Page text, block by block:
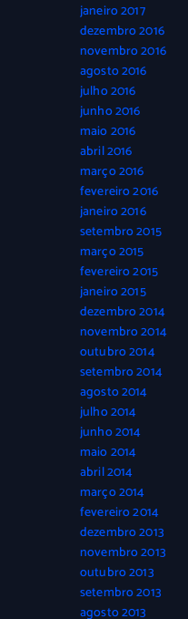
janeiro 2017
dezembro 2016
novembro 2016
agosto 2016
julho 2016
junho 2016
maio 2016
abril 2016
março 2016
fevereiro 2016
janeiro 2016
setembro 2015
março 2015
fevereiro 2015
janeiro 2015
dezembro 2014
novembro 2014
outubro 2014
setembro 2014
agosto 2014
julho 2014
junho 2014
maio 2014
abril 2014
março 2014
fevereiro 2014
dezembro 2013
novembro 2013
outubro 2013
setembro 2013
agosto 2013